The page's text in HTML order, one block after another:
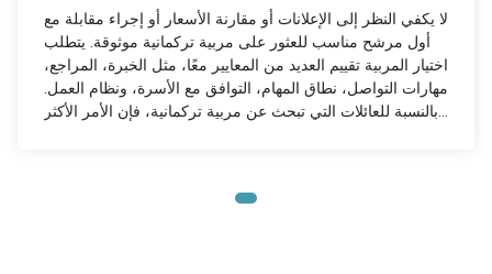
لا يكفي النظر إلى الإعلانات أو مقارنة الأسعار أو إجراء مقابلة مع
أول مرشح مناسب للعثور على مربية تركمانية موثوقة. يتطلب
اختيار المربية تقييم العديد من المعايير معًا، مثل الخبرة، المراجع،
مهارات التواصل، نطاق المهام، التوافق مع الأسرة، ونظام العمل.
بالنسبة للعائلات التي تبحث عن مربية تركمانية، فإن الأمر الأكثر